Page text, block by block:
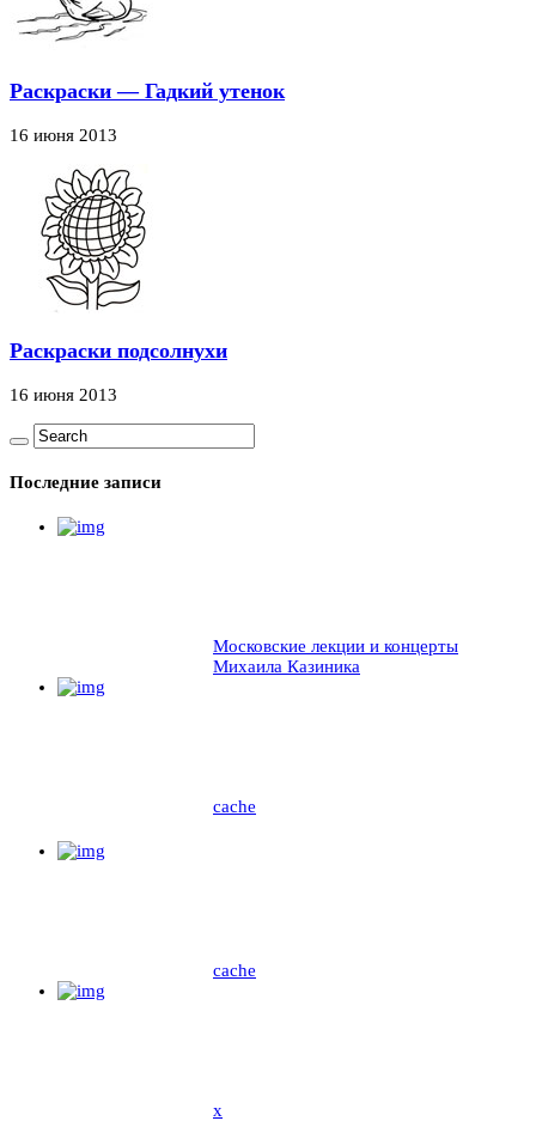
Раскраски — Гадкий утенок
16 июня 2013
Раскраски подсолнухи
16 июня 2013
Последние записи
Московские лекции и концерты
Михаила Казиника
cache
cache
x